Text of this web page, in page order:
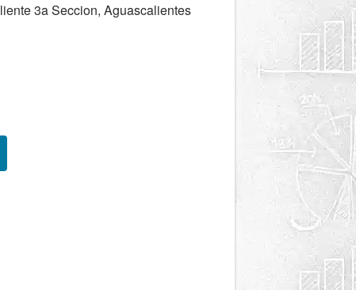
3a Seccion, Aguascalientes